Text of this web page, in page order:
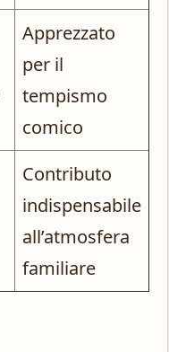
Apprezzato
per il
tempismo
comico
Contributo
indispensabile
all’atmosfera
familiare